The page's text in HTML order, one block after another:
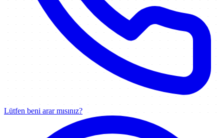
Lütfen beni arar mısınız?